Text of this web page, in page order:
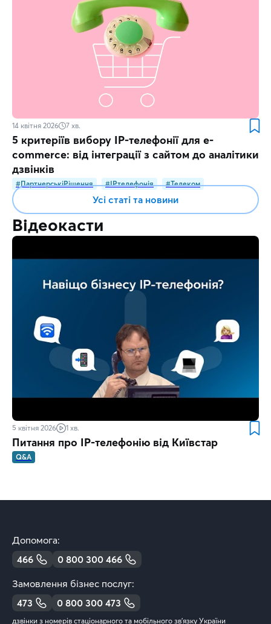
14 квітня 2026 7 хв.
5 критеріїв вибору IP-телефонії для e-
commerce: від інтеграції з сайтом до аналітики
дзвінків
#ПартнерськіРішення #IPтелефонія #Телеком
Усі статі та новини
Відеокасти
5 квітня 2026 1 хв.
Питання про IP-телефонію від Київстар
Q&A
Допомога:
466
0 800 300 466
Замовлення бізнес послуг:
473
0 800 300 473
дзвінки з номерів стаціонарного та мобільного зв’язку України